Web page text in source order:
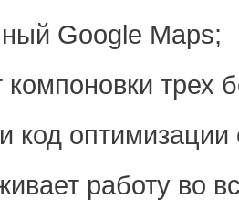
Google Maps;
компоновки трех
код оптимизации
работу во